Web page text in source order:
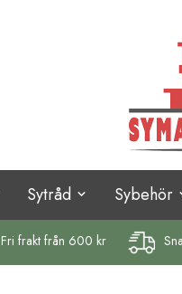
Sytråd Sybehör
Fri fraktfrån 600 kr